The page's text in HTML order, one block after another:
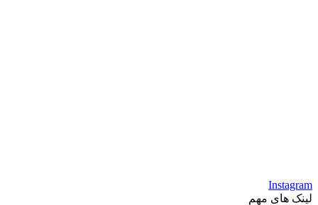
Instagram
لینک های مهم